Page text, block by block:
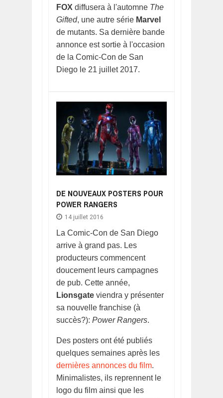
FOX diffusera à l'automne The
Gifted, une autre série Marvel
de mutants. Sa dernière bande
annonce est sortie à l'occasion
de la Comic-Con de San
Diego le 21 juillet 2017.
DE NOUVEAUX POSTERS POUR
POWER RANGERS
14 juillet 2016
La Comic-Con de San Diego
arrive à grand pas. Les
producteurs commencent
doucement leurs campagnes
de pub. Cette année,
Lionsgate viendra y présenter
sa nouvelle franchise (à
succès?): Power Rangers.
Des posters ont été publiés
quelques semaines après les
dernières annonces du film.
Minimalistes, ils reprennent le
logo du film ainsi que les